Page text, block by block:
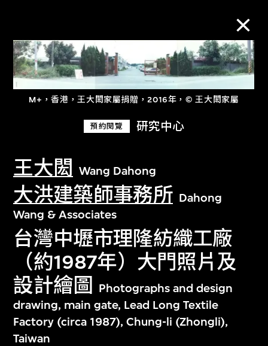
M+，香港，王大閎家屬捐贈，2016年，© 王大閎家屬
預約閱覽 研究中心
王大閎 Wang Dahong
大洪建築師事務所 Dahong
Wang & Associates
台灣中壢市理隆紡織工廠
（約1987年）大門照片及
設計繪圖
Photographs and design
drawing, main gate, Lead Long Textile
Factory (circa 1987), Chung-li (Zhongli),
Taiwan
M+藏品
進一步篩選 搜索
關於M+藏品
探索世界頂級的二十及二十一世紀視覺
文化藏品。